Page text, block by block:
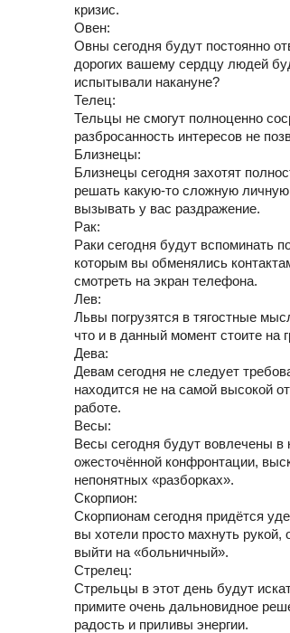
кризис.
Овен:
Овны сегодня будут постоянно
дорогих вашему сердцу людей
испытывали накануне?
Телец:
Тельцы не смогут полноценно
разбросанность интересов не
Близнецы:
Близнецы сегодня захотят
решать какую-то сложную личную
вызывать у вас раздражение.
Рак:
Раки сегодня будут вспоминать
которым вы обменялись
смотреть на экран телефона.
Лев:
Львы погрузятся в тягостные
что и в данный момент стоите на
Дева:
Девам сегодня не следует
находится не на самой высокой
работе.
Весы:
Весы сегодня будут вовлечены
ожесточённой конфронтации,
непонятных «разборках».
Скорпион:
Скорпионам сегодня придётся
вы хотели просто махнуть
выйти на «больничный».
Стрелец:
Стрельцы в этот день будут
примите очень дальновидное
радость и приливы энергии.